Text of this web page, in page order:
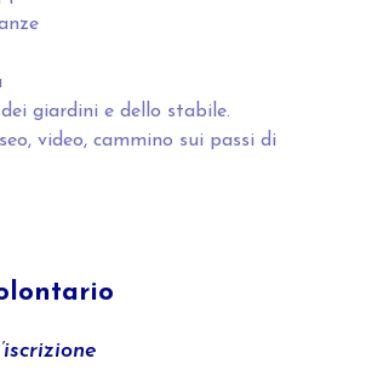
giardini e dello stabile.
video, cammino sui passi di